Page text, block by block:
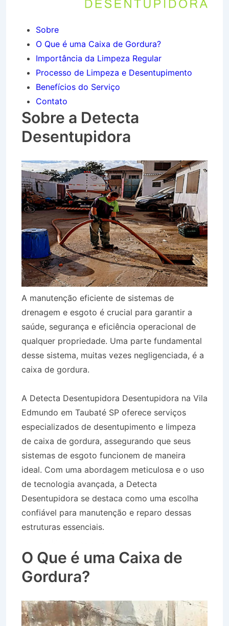
Sobre
O Que é uma Caixa de Gordura?
Importância da Limpeza Regular
Processo de Limpeza e Desentupimento
Benefícios do Serviço
Contato
Sobre a Detecta
Desentupidora
A manutenção eficiente de sistemas de
drenagem e esgoto é crucial para garantir a
saúde, segurança e eficiência operacional de
qualquer propriedade. Uma parte fundamental
desse sistema, muitas vezes negligenciada, é a
caixa de gordura.
A Detecta Desentupidora Desentupidora na Vila
Edmundo em Taubaté SP oferece serviços
especializados de desentupimento e limpeza
de caixa de gordura, assegurando que seus
sistemas de esgoto funcionem de maneira
ideal. Com uma abordagem meticulosa e o uso
de tecnologia avançada, a Detecta
Desentupidora se destaca como uma escolha
confiável para manutenção e reparo dessas
estruturas essenciais.
O Que é uma Caixa de
Gordura?